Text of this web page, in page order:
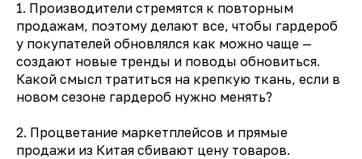
1. Производители стремятся к повторным
продажам, поэтому делают все, чтобы гардероб
у покупателей обновлялся как можно чаще —
создают новые тренды и поводы обновиться.
Какой смысл тратиться на крепкую ткань, если в
новом сезоне гардероб нужно менять?
2. Процветание маркетплейсов и прямые
продажи из Китая сбивают цену товаров.